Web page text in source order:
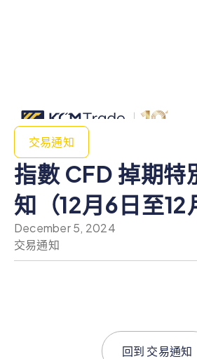
交易通知
指數 CFD 掉期特
知（12月6日至12
December 5, 2024
交易通知
回到 交易通知